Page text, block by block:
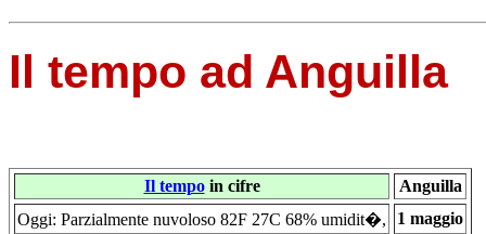
Il tempo ad Anguilla
Il tempoin cifre
Anguilla
Oggi: Parzialmente nuvoloso 82F 27C 68% umidit�,
1 maggio